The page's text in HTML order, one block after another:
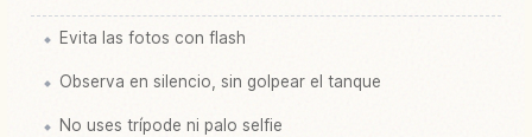
Evita las fotos con flash
Observa en silencio, sin golpear el tanque
No uses trípode ni palo selfie